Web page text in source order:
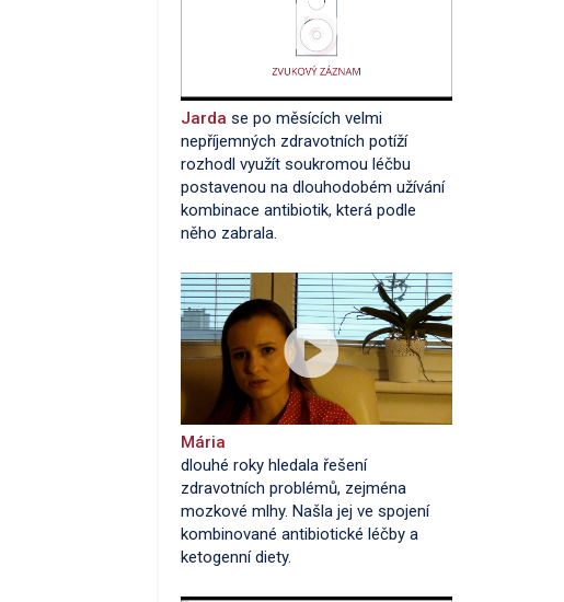
Jarda se po měsících velmi
nepříjemných zdravotních potíží
rozhodl využít soukromou léčbu
postavenou na dlouhodobém užívání
kombinace antibiotik, která podle
něho zabrala.
Mária
dlouhé roky hledala řešení
zdravotních problémů, zejména
mozkové mlhy. Našla jej ve spojení
kombinované antibiotické léčby a
ketogenní diety.